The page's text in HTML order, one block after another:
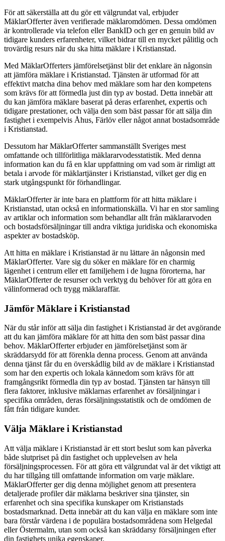
För att säkerställa att du gör ett välgrundat val, erbjuder
MäklarOfferter även verifierade mäklaromdömen. Dessa omdömen
är kontrollerade via telefon eller BankID och ger en genuin bild av
tidigare kunders erfarenheter, vilket bidrar till en mycket pålitlig och
trovärdig resurs när du ska hitta mäklare i Kristianstad.
Med MäklarOfferters jämförelsetjänst blir det enklare än någonsin
att jämföra mäklare i Kristianstad. Tjänsten är utformad för att
effektivt matcha dina behov med mäklare som har den kompetens
som krävs för att förmedla just din typ av bostad. Detta innebär att
du kan jämföra mäklare baserat på deras erfarenhet, expertis och
tidigare prestationer, och välja den som bäst passar för att sälja din
fastighet i exempelvis Åhus, Färlöv eller något annat bostadsområde
i Kristianstad.
Dessutom har MäklarOfferter sammanställt Sveriges mest
omfattande och tillförlitliga mäklararvodesstatistik. Med denna
information kan du få en klar uppfattning om vad som är rimligt att
betala i arvode för mäklartjänster i Kristianstad, vilket ger dig en
stark utgångspunkt för förhandlingar.
MäklarOfferter är inte bara en plattform för att hitta mäklare i
Kristianstad, utan också en informationskälla. Vi har en stor samling
av artiklar och information som behandlar allt från mäklararvoden
och bostadsförsäljningar till andra viktiga juridiska och ekonomiska
aspekter av bostadsköp.
Att hitta en mäklare i Kristianstad är nu lättare än någonsin med
MäklarOfferter. Vare sig du söker en mäklare för en charmig
lägenhet i centrum eller ett familjehem i de lugna förorterna, har
MäklarOfferter de resurser och verktyg du behöver för att göra en
välinformerad och trygg mäklaraffär.
Jämför Mäklare i Kristianstad
När du står inför att sälja din fastighet i Kristianstad är det avgörande
att du kan jämföra mäklare för att hitta den som bäst passar dina
behov. MäklarOfferter erbjuder en jämförelsetjänst som är
skräddarsydd för att förenkla denna process. Genom att använda
denna tjänst får du en överskådlig bild av de mäklare i Kristianstad
som har den expertis och lokala kännedom som krävs för att
framgångsrikt förmedla din typ av bostad. Tjänsten tar hänsyn till
flera faktorer, inklusive mäklarnas erfarenhet av försäljningar i
specifika områden, deras försäljningsstatistik och de omdömen de
fått från tidigare kunder.
Välja Mäklare i Kristianstad
Att välja mäklare i Kristianstad är ett stort beslut som kan påverka
både slutpriset på din fastighet och upplevelsen av hela
försäljningsprocessen. För att göra ett välgrundat val är det viktigt att
du har tillgång till omfattande information om varje mäklare.
MäklarOfferter ger dig denna möjlighet genom att presentera
detaljerade profiler där mäklarna beskriver sina tjänster, sin
erfarenhet och sina specifika kunskaper om Kristianstads
bostadsmarknad. Detta innebär att du kan välja en mäklare som inte
bara förstår värdena i de populära bostadsområdena som Helgedal
eller Östermalm, utan som också kan skräddarsy försäljningen efter
din fastighets unika egenskaper.